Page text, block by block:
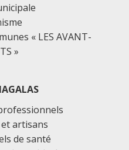
« LES AVANT-
»
artisans
de santé